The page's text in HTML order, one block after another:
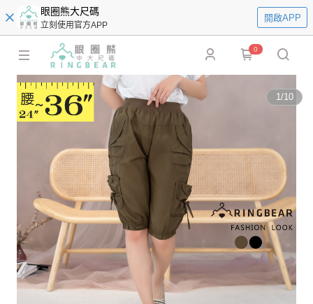
眼圈熊大尺碼
立刻使用官方APP
開啟APP
0
1/10